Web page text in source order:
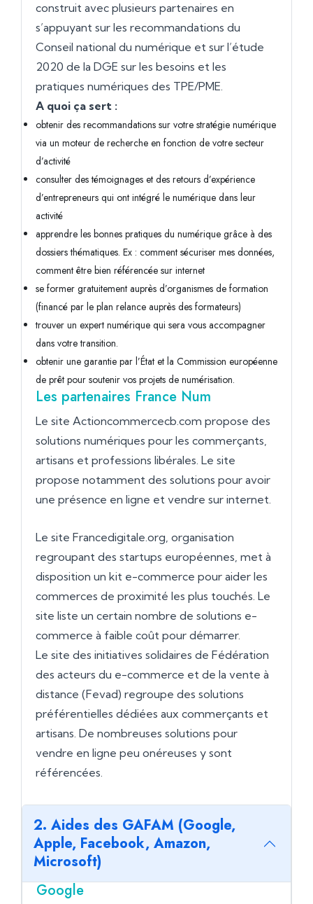
construit avec plusieurs partenaires en
s’appuyant sur les recommandations du
Conseil national du numérique et sur l’étude
2020 de la DGE sur les besoins et les
pratiques numériques des TPE/PME.
A quoi ça sert :
obtenir des recommandations sur votre stratégie numérique
via un moteur de recherche en fonction de votre secteur
d’activité
consulter des témoignages et des retours d’expérience
d’entrepreneurs qui ont intégré le numérique dans leur
activité
apprendre les bonnes pratiques du numérique grâce à des
dossiers thématiques. Ex : comment sécuriser mes données,
comment être bien référencée sur internet
se former gratuitement auprès d’organismes de formation
(financé par le plan relance auprès des formateurs)
trouver un expert numérique qui sera vous accompagner
dans votre transition.
obtenir une garantie par l’État et la Commission européenne
de prêt pour soutenir vos projets de numérisation.
Les partenaires France Num
Le site Actioncommercecb.com propose des
solutions numériques pour les commerçants,
artisans et professions libérales. Le site
propose notamment des solutions pour avoir
une présence en ligne et vendre sur internet.
Le site Francedigitale.org, organisation
regroupant des startups européennes, met à
disposition un kit e-commerce pour aider les
commerces de proximité les plus touchés. Le
site liste un certain nombre de solutions e-
commerce à faible coût pour démarrer.
Le site des initiatives solidaires de Fédération
des acteurs du e-commerce et de la vente à
distance (Fevad) regroupe des solutions
préférentielles dédiées aux commerçants et
artisans. De nombreuses solutions pour
vendre en ligne peu onéreuses y sont
référencées.
2. Aides des GAFAM (Google,
Apple, Facebook, Amazon,
Microsoft)
Google